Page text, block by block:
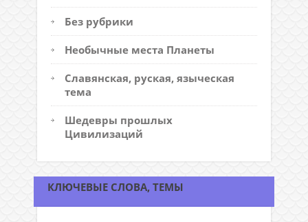
Без рубрики
Необычные места Планеты
Славянская, руская, языческая
тема
Шедевры прошлых
Цивилизаций
КЛЮЧЕВЫЕ СЛОВА, ТЕМЫ